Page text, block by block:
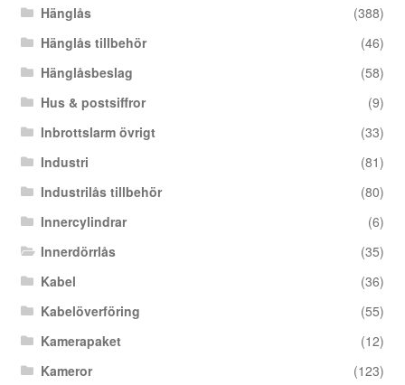
Hänglås
(388)
Hänglås tillbehör
(46)
Hänglåsbeslag
(58)
Hus & postsiffror
(9)
Inbrottslarm övrigt
(33)
Industri
(81)
Industrilås tillbehör
(80)
Innercylindrar
(6)
Innerdörrlås
(35)
Kabel
(36)
Kabelöverföring
(55)
Kamerapaket
(12)
Kameror
(123)